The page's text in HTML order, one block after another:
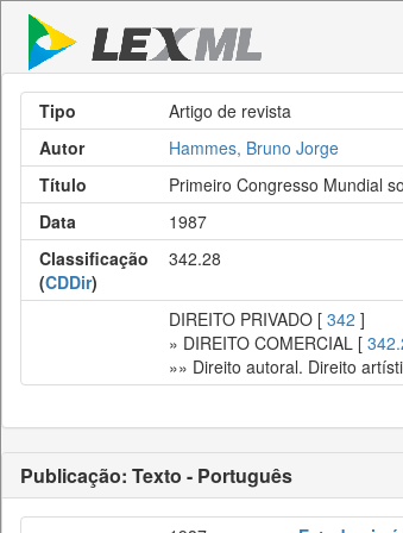
Tipo
Artigo de revista
Autor
Hammes, Bruno Jorge
Título
Primeiro Congresso Mundial
Data
1987
Classificação
(CDDir)
342.28
DIREITO PRIVADO [ 342 ]
» DIREITO COMERCIAL [
»» Direito autoral. Direito
Publicação: Texto - Português